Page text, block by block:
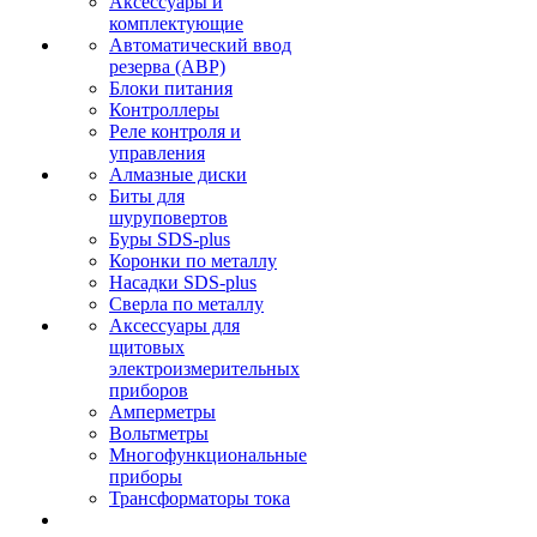
комплектующие
Автоматический ввод
резерва (АВР)
Блоки питания
Контроллеры
Реле контроля и
управления
Алмазные диски
Биты для
шуруповертов
Буры SDS-plus
Коронки по металлу
Насадки SDS-plus
Сверла по металлу
Аксессуары для
щитовых
электроизмерительных
приборов
Амперметры
Вольтметры
Многофункциональные
приборы
Трансформаторы тока